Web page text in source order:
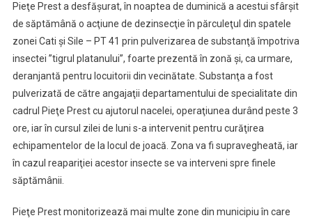
Pieţe Prest a desfăşurat, în noaptea de duminică a acestui sfârşit
de săptămână o acţiune de dezinsecţie în părculeţul din spatele
zonei Cati şi Sile – PT 41 prin pulverizarea de substanţă împotriva
insectei ”tigrul platanului”, foarte prezentă în zonă şi, ca urmare,
deranjantă pentru locuitorii din vecinătate. Substanţa a fost
pulverizată de către angajaţii departamentului de specialitate din
cadrul Pieţe Prest cu ajutorul nacelei, operaţiunea durând peste 3
ore, iar în cursul zilei de luni s-a intervenit pentru curăţirea
echipamentelor de la locul de joacă. Zona va fi supravegheată, iar
în cazul reapariţiei acestor insecte se va interveni spre finele
săptămânii.
Pieţe Prest monitorizează mai multe zone din municipiu în care